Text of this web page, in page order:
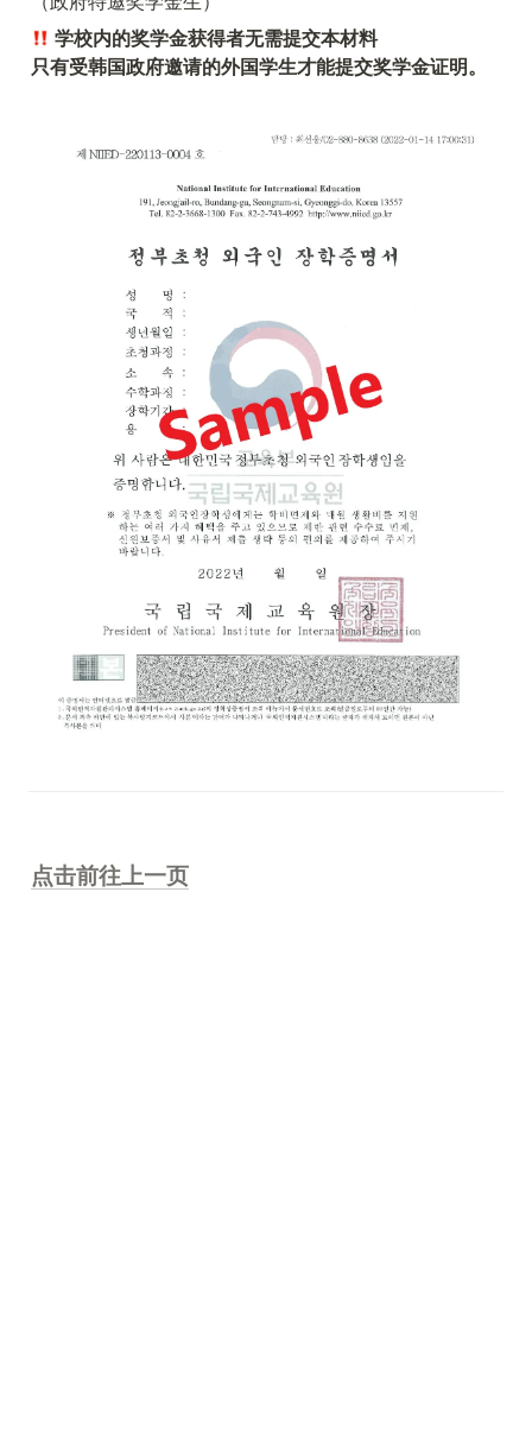
学校内的奖学金获得者无需提交本材料
只有受韩国政府邀请的外国学生才能提交奖学金证明。
点击前往上一页